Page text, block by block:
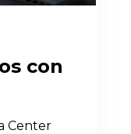
con
Center